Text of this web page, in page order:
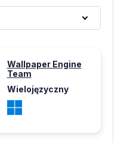
Wallpaper Engine
Team
Wielojęzyczny